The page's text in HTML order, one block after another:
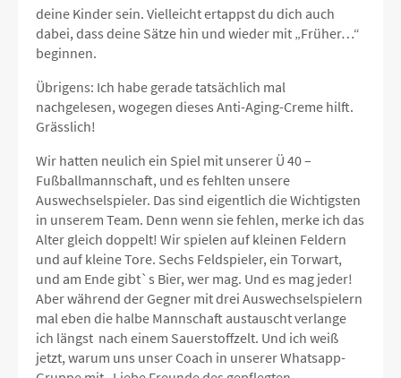
deine Kinder sein. Vielleicht ertappst du dich auch
dabei, dass deine Sätze hin und wieder mit „Früher…“
beginnen.
Übrigens: Ich habe gerade tatsächlich mal
nachgelesen, wogegen dieses Anti-Aging-Creme hilft.
Grässlich!
Wir hatten neulich ein Spiel mit unserer Ü 40 –
Fußballmannschaft, und es fehlten unsere
Auswechselspieler. Das sind eigentlich die Wichtigsten
in unserem Team. Denn wenn sie fehlen, merke ich das
Alter gleich doppelt! Wir spielen auf kleinen Feldern
und auf kleine Tore. Sechs Feldspieler, ein Torwart,
und am Ende gibt`s Bier, wer mag. Und es mag jeder!
Aber während der Gegner mit drei Auswechselspielern
mal eben die halbe Mannschaft austauscht verlange
ich längst nach einem Sauerstoffzelt. Und ich weiß
jetzt, warum uns unser Coach in unserer Whatsapp-